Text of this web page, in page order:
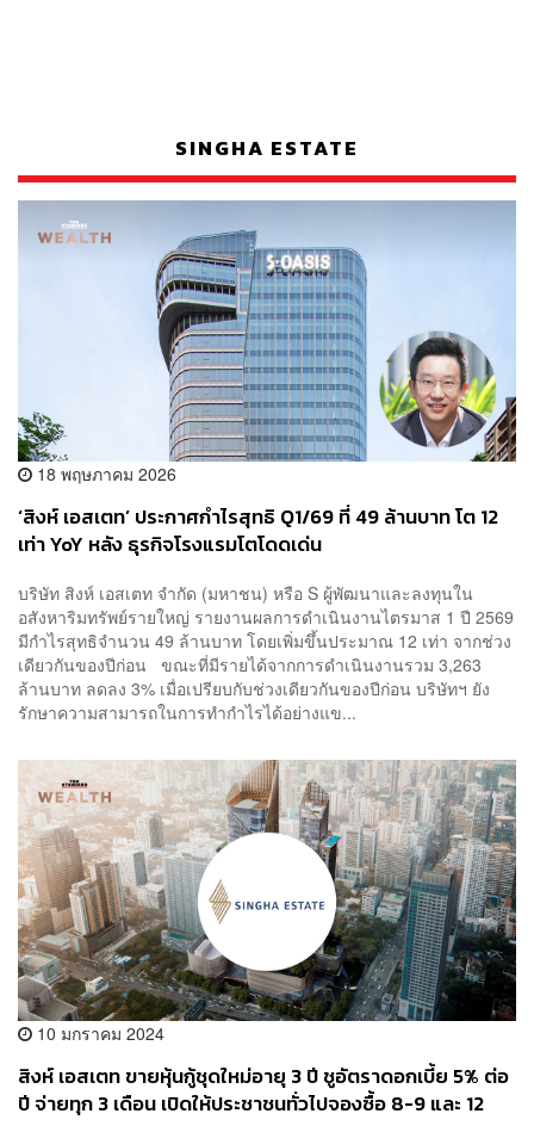
SINGHA ESTATE
18 พฤษภาคม 2026
‘สิงห์ เอสเตท’ ประกาศกำไรสุทธิ Q1/69 ที่ 49 ล้านบาท โต 12
เท่า YoY หลัง ธุรกิจโรงแรมโตโดดเด่น
บริษัท สิงห์ เอสเตท จำกัด (มหาชน) หรือ S ผู้พัฒนาและลงทุนใน
อสังหาริมทรัพย์รายใหญ่ รายงานผลการดำเนินงานไตรมาส 1 ปี 2569
มีกำไรสุทธิจำนวน 49 ล้านบาท โดยเพิ่มขึ้นประมาณ 12 เท่า จากช่วง
เดียวกันของปีก่อน ขณะที่มีรายได้จากการดำเนินงานรวม 3,263
ล้านบาท ลดลง 3% เมื่อเปรียบกับช่วงเดียวกันของปีก่อน บริษัทฯ ยัง
รักษาความสามารถในการทำกำไรได้อย่างแข...
10 มกราคม 2024
สิงห์ เอสเตท ขายหุ้นกู้ชุดใหม่อายุ 3 ปี ชูอัตราดอกเบี้ย 5% ต่อ
ปี จ่ายทุก 3 เดือน เปิดให้ประชาชนทั่วไปจองซื้อ 8-9 และ 12